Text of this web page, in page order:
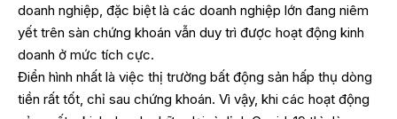
doanh nghiệp, đặc biệt là các doanh nghiệp lớn đang niêm
yết trên sàn chứng khoán vẫn duy trì được hoạt động kinh
doanh ở mức tích cực.
Điển hình nhất là việc thị trường bất động sản hấp thụ dòng
tiền rất tốt, chỉ sau chứng khoán. Vì vậy, khi các hoạt động